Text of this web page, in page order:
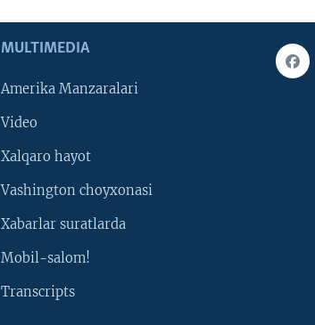
MULTIMEDIA
Amerika Manzaralari
Video
Xalqaro hayot
Vashington choyxonasi
Xabarlar suratlarda
Mobil-salom!
Transcripts